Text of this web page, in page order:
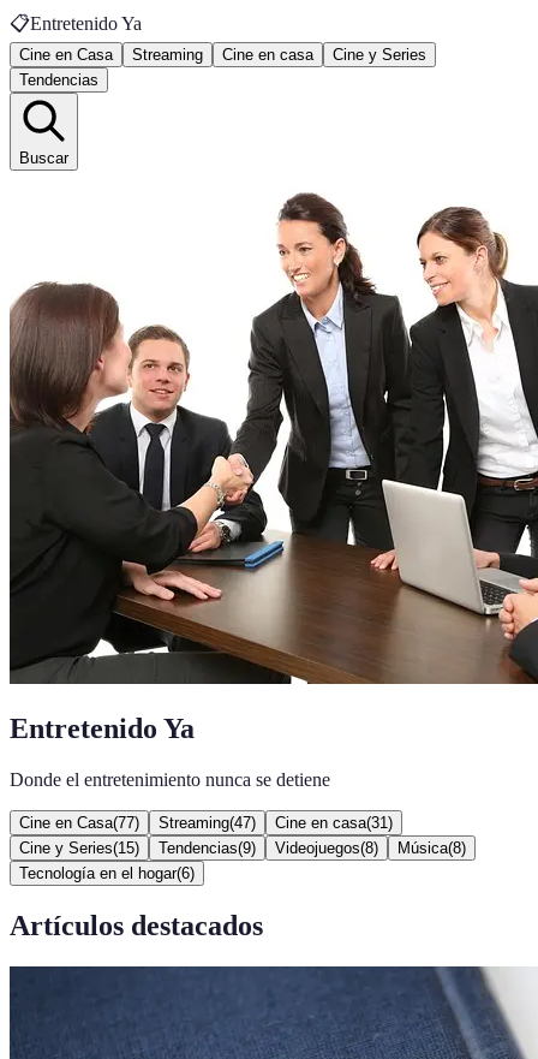
📋Entretenido Ya
Cine en Casa Streaming Cine en casa
Cine y Series
Tendencias
Buscar
Entretenido Ya
Donde el entretenimiento nunca se detiene
Cine en Casa(77) Streaming(47) Cine en casa(31 )
Cine y Series(15) Tendencias(9) Videojuegos(8) Música(8)
Tecnología en el hogar(6)
Artículos destacados